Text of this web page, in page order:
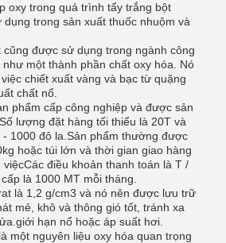
oxy trong quá trình tẩy trắng bột
trong sản xuất thuốc nhuộm và
cũng được sử dụng trong ngành công
một thành phần chất oxy hóa. Nó
chiết xuất vàng và bạc từ quặng
chất nổ.
phẩm cấp công nghiệp và được sản
lượng đặt hàng tối thiểu là 20T và
1000 đô la.Sản phẩm thường được
hoặc túi lớn và thời gian giao hàng
điều khoản thanh toán là T /
là 1000 MT mỗi tháng.
là 1,2 g/cm3 và nó nên được lưu trữ
mẻ, khô và thông gió tốt, tránh xa
hạn nổ hoặc áp suất hơi.
một nguyên liệu oxy hóa quan trọng